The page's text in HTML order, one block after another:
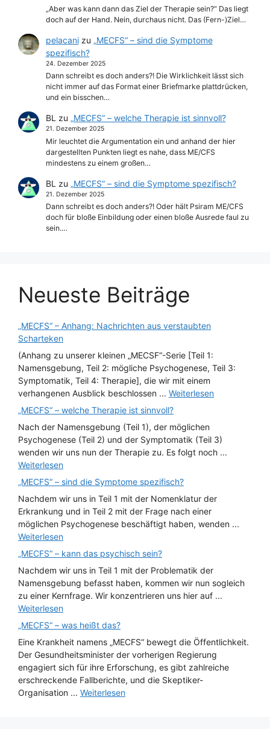
„Aber was kann dann das Ziel der Therapie sein?“ Das liegt
doch auf der Hand. Nein, durchaus nicht. Das (Fern-)Ziel…
pelacanizu „MECFS“ – sind die Symptome
spezifisch?
24. Dezember 2025
Dann schreibt es doch anders?! Die Wirklichkeit lässt sich
nicht immer auf das Format einer Briefmarke plattdrücken,
und ein bisschen…
BL zu „MECFS“ – welche Therapie ist sinnvoll?
21. Dezember 2025
Mir leuchtet die Argumentation ein und anhand der hier
dargestellten Punkten liegt es nahe, dass ME/CFS
mindestens zu einem großen…
BL zu „MECFS“ – sind die Symptome spezifisch?
21. Dezember 2025
Dann schreibt es doch anders?! Oder hält Psiram ME/CFS
doch für bloße Einbildung oder einen bloße Ausrede faul zu
sein.…
Neueste Beiträge
„MECFS“ – Anhang: Nachrichten aus verstaubten
Scharteken
(Anhang zu unserer kleinen „MECSF“-Serie [Teil 1:
Namensgebung, Teil 2: mögliche Psychogenese, Teil 3:
Symptomatik, Teil 4: Therapie], die wir mit einem
verhangenen Ausblick beschlossen ... Weiterlesen
„MECFS“ – welche Therapie ist sinnvoll?
Nach der Namensgebung (Teil 1), der möglichen
Psychogenese (Teil 2) und der Symptomatik (Teil 3)
wenden wir uns nun der Therapie zu. Es folgt noch ...
Weiterlesen
„MECFS“ – sind die Symptome spezifisch?
Nachdem wir uns in Teil 1 mit der Nomenklatur der
Erkrankung und in Teil 2 mit der Frage nach einer
möglichen Psychogenese beschäftigt haben, wenden ...
Weiterlesen
„MECFS“ – kann das psychisch sein?
Nachdem wir uns in Teil 1 mit der Problematik der
Namensgebung befasst haben, kommen wir nun sogleich
zu einer Kernfrage. Wir konzentrieren uns hier auf ...
Weiterlesen
„MECFS“ – was heißt das?
Eine Krankheit namens „MECFS“ bewegt die Öffentlichkeit.
Der Gesundheitsminister der vorherigen Regierung
engagiert sich für ihre Erforschung, es gibt zahlreiche
erschreckende Fallberichte, und die Skeptiker-
Organisation ... Weiterlesen